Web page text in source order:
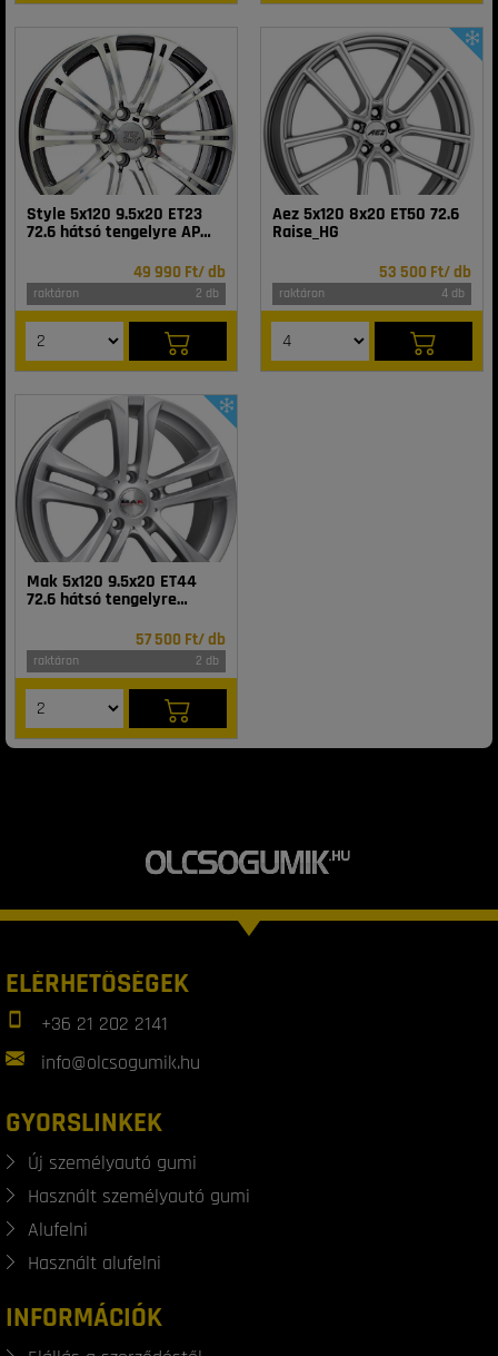
Style 5x120 9.5x20 ET23
72.6 hátsó tengelyre AP
49 990 Ft/ db
raktáron 2 db
Aez 5x120 8x20 ET50 72.6
Raise_HG
53 500 Ft/ db
raktáron 4 db
Mak 5x120 9.5x20 ET44
72.6 hátsó tengelyre
57 500 Ft/ db
raktáron 2 db
ELÉRHETŐSÉGEK
+36 21 202 2141
info@olcsogumik.hu
GYORSLINKEK
Új személyautó gumi
Használt személyautó gumi
Alufelni
Használt alufelni
INFORMÁCIÓK